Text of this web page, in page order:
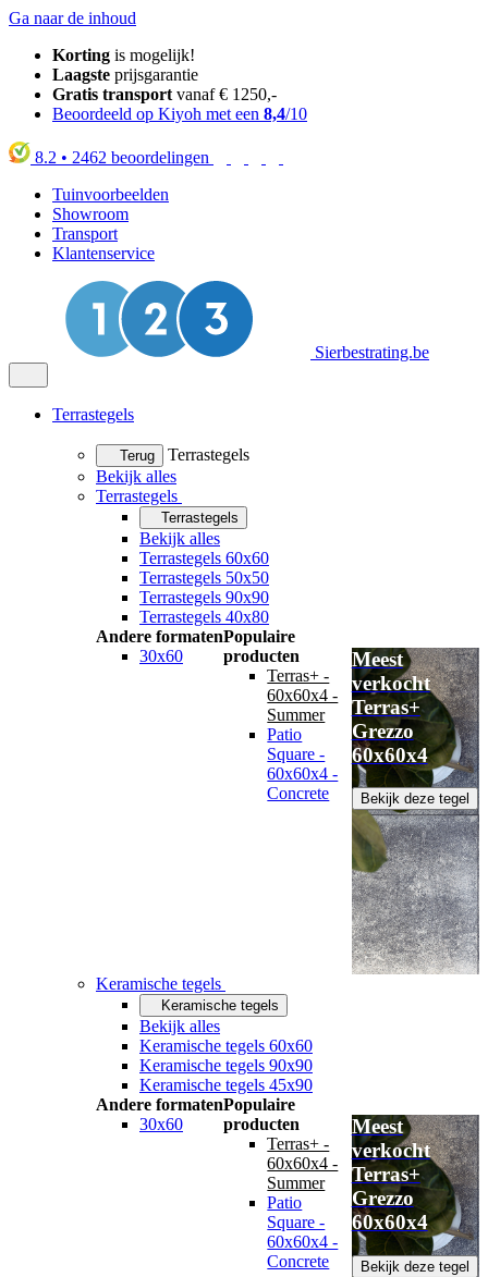
Ga naar de inhoud
Korting is mogelijk!
Laagste prijsgarantie
Gratis transport vanaf € 1250,-
Beoordeeld op Kiyoh met een 8,4/10
8.2 • 2462 beoordelingen
Tuinvoorbeelden
Showroom
Transport
Klantenservice
Sierbestrating.be
Terrastegels
Terug
Terrastegels
Bekijk alles
Terrastegels
Terrastegels
Bekijk alles
Terrastegels 60x60
Terrastegels 50x50
Terrastegels 90x90
Terrastegels 40x80
Andere formaten
30x60
Populaire
producten
Terras+ -
60x60x4 -
Summer
Patio
Square -
60x60x4 -
Concrete
Meest
verkocht
Terras+
Grezzo
60x60x4
Bekijk deze tegel
Keramische tegels
Keramische tegels
Bekijk alles
Keramische tegels 60x60
Keramische tegels 90x90
Keramische tegels 45x90
Andere formaten
30x60
Populaire
producten
Terras+ -
60x60x4 -
Summer
Patio
Square -
60x60x4 -
Concrete
Meest
verkocht
Terras+
Grezzo
60x60x4
Bekijk deze tegel